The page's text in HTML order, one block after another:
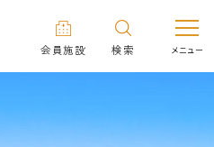
会員施設 検索